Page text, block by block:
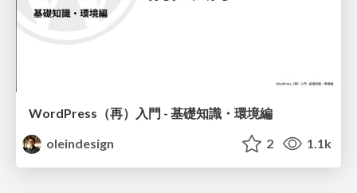
WordPress（再）入門 - 基礎知識・環境編
oleindesign
2 1.1k